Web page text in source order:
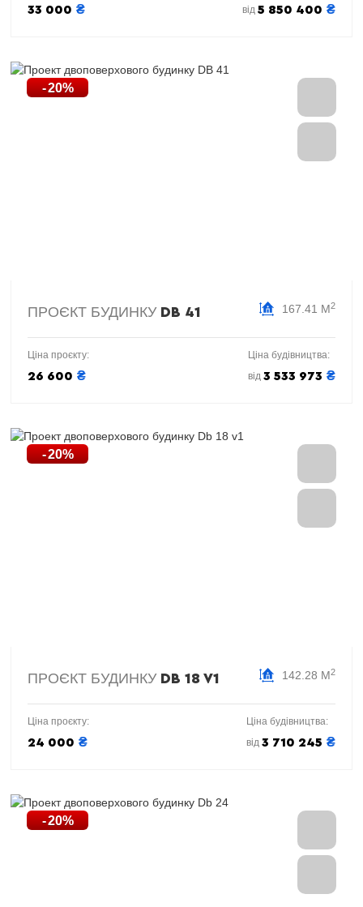
33 000 ₴
від 5 850 400 ₴
ПРОЄКТ БУДИНКУ DB 41 167.41 М2
Ціна проєкту:
26 600 ₴
Ціна будівництва:
від 3 533 973 ₴
ПРОЄКТ БУДИНКУ DB 18 V1 142.28 М2
Ціна проєкту:
24 000 ₴
Ціна будівництва:
від 3 710 245 ₴